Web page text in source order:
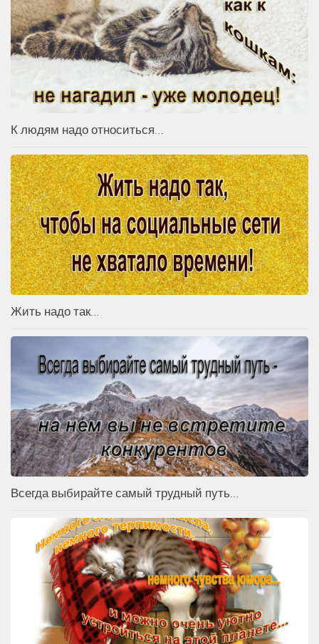
К людям надо относиться…
Жить надо так…
Всегда выбирайте самый трудный путь…